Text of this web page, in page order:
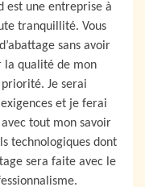
est une entreprise à
tranquillité. Vous
sans avoir
la qualité de mon
Je serai
et je ferai
tout mon savoir
technologiques dont
sera faite avec le